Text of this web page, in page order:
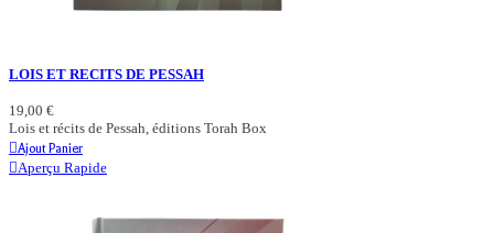
LOIS ET RECITS DE PESSAH
19,00 €
Lois et récits de Pessah, éditions Torah Box
Ajout Panier
Aperçu Rapide